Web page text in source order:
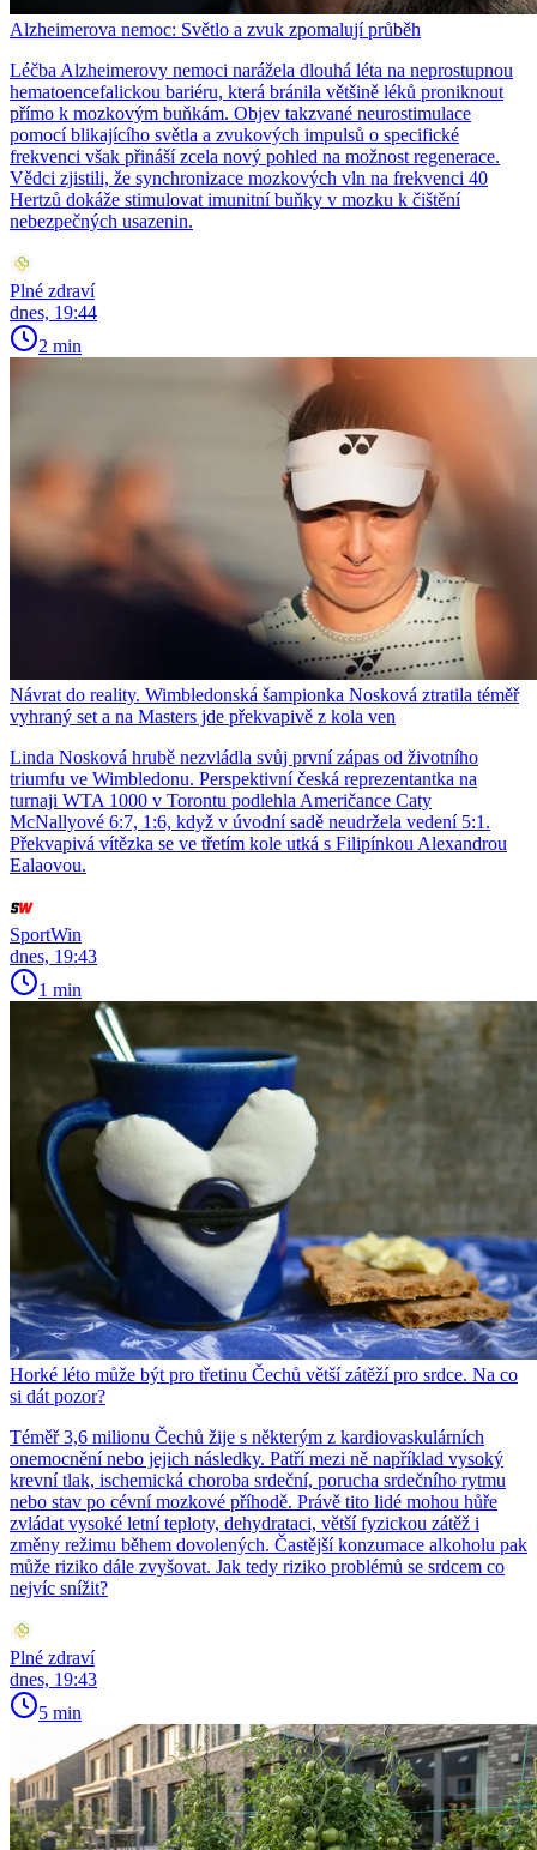
Alzheimerova nemoc: Světlo a zvuk zpomalují průběh
Léčba Alzheimerovy nemoci narážela dlouhá léta na neprostupnou
hematoencefalickou bariéru, která bránila většině léků proniknout
přímo k mozkovým buňkám. Objev takzvané neurostimulace
pomocí blikajícího světla a zvukových impulsů o specifické
frekvenci však přináší zcela nový pohled na možnost regenerace.
Vědci zjistili, že synchronizace mozkových vln na frekvenci 40
Hertzů dokáže stimulovat imunitní buňky v mozku k čištění
nebezpečných usazenin.
Plné zdraví
dnes, 19:44
2 min
Návrat do reality. Wimbledonská šampionka Nosková ztratila téměř
vyhraný set a na Masters jde překvapivě z kola ven
Linda Nosková hrubě nezvládla svůj první zápas od životního
triumfu ve Wimbledonu. Perspektivní česká reprezentantka na
turnaji WTA 1000 v Torontu podlehla Američance Caty
McNallyové 6:7, 1:6, když v úvodní sadě neudržela vedení 5:1.
Překvapivá vítězka se ve třetím kole utká s Filipínkou Alexandrou
Ealaovou.
SportWin
dnes, 19:43
1 min
Horké léto může být pro třetinu Čechů větší zátěží pro srdce. Na co
si dát pozor?
Téměř 3,6 milionu Čechů žije s některým z kardiovaskulárních
onemocnění nebo jejich následky. Patří mezi ně například vysoký
krevní tlak, ischemická choroba srdeční, porucha srdečního rytmu
nebo stav po cévní mozkové příhodě. Právě tito lidé mohou hůře
zvládat vysoké letní teploty, dehydrataci, větší fyzickou zátěž i
změny režimu během dovolených. Častější konzumace alkoholu pak
může riziko dále zvyšovat. Jak tedy riziko problémů se srdcem co
nejvíc snížit?
Plné zdraví
dnes, 19:43
5 min